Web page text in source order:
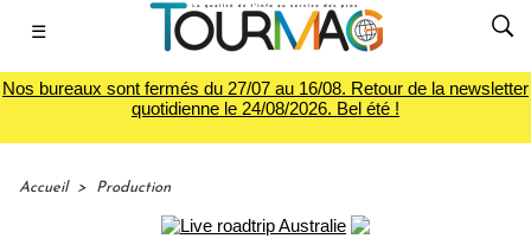
☰
Nos bureaux sont fermés du 27/07 au 16/08. Retour de la newsletter
quotidienne le 24/08/2026. Bel été !
Accueil > Production